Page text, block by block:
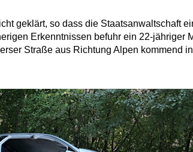
geklärt, so dass die Staatsanwaltschaft
Erkenntnissen befuhr ein 22-jähriger
Straße aus Richtung Alpen kommend in